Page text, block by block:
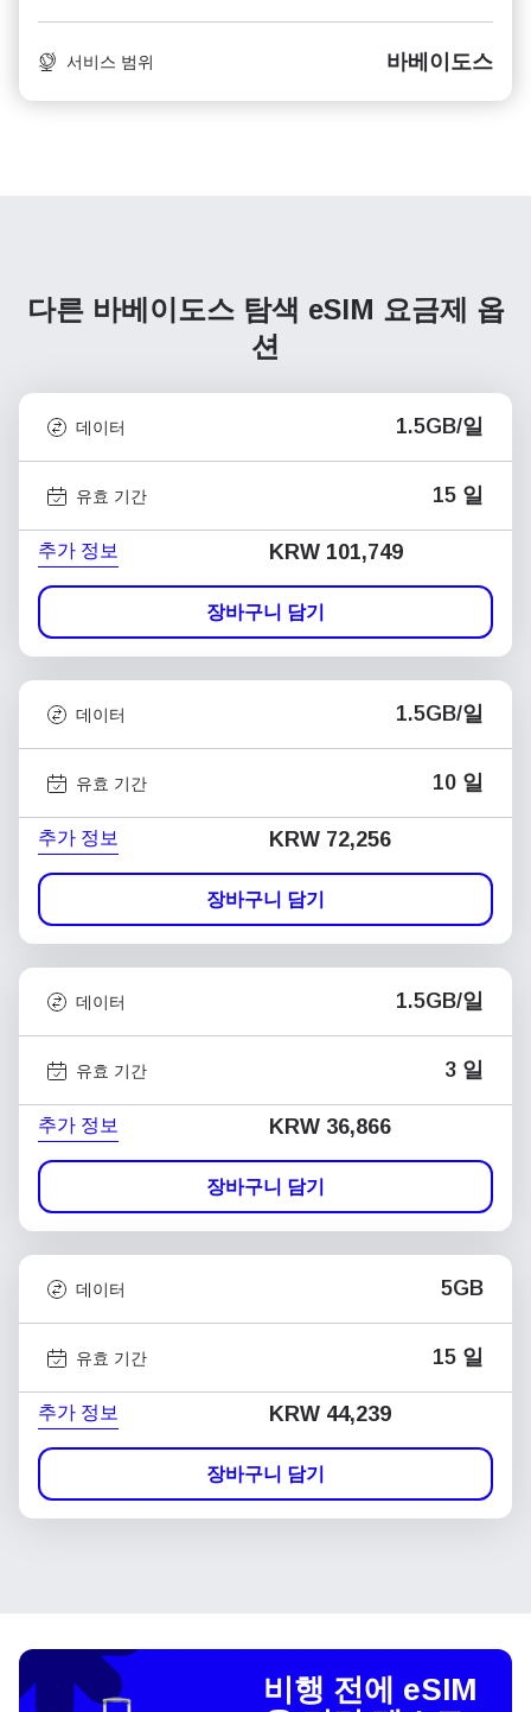
서비스 범위 바베이도스
다른 바베이도스 탐색 eSIM 요금제 옵
션
데이터 1.5GB/일
유효 기간 15 일
추가 정보 KRW 101,749
장바구니 담기
데이터 1.5GB/일
유효 기간 10 일
추가 정보 KRW 72,256
장바구니 담기
데이터 1.5GB/일
유효 기간 3 일
추가 정보 KRW 36,866
장바구니 담기
데이터 5GB
유효 기간 15 일
추가 정보 KRW 44,239
장바구니 담기
비행 전에 eSIM